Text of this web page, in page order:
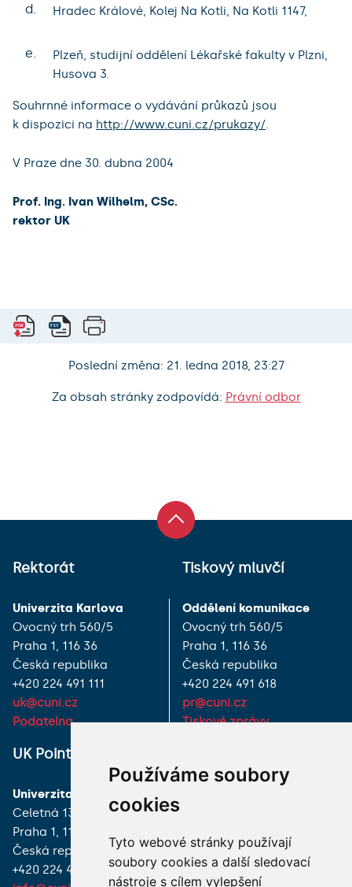
Používáme soubory
cookies
Tyto webové stránky používají
soubory cookies a další sledovací
nástroje s cílem vylepšení
d. Hradec Králové, Kolej Na Kotli, Na Kotli 1147,
e.
Plzeň, studijní oddělení Lékařské fakulty v Plzni,
Husova 3.
Souhrnné informace o vydávání průkazů jsou
k dispozici na http://www.cuni.cz/prukazy/
V Praze dne 30. dubna 2004
Prof. Ing. Ivan Wilhelm, CSc.
rektor UK
Poslední změna: 21. ledna 2018, 23:27
Za obsah stránky zodpovídá: Právní odbor
Rektorát
Univerzita Karlova
Ovocný trh 560/5
Praha 1, 116 36
Česká republika
+420 224 491 111
uk@cuni.cz
Podatelna
Tiskový mluvčí
Oddělení komunikace
Ovocný trh 560/5
Praha 1, 116 36
Česká republika
+420 224 491 618
pr@cuni.cz
Tiskové zprávy
UK Point
Univerzita Karlova
Celetná 13
Praha 1, 116 36
Česká republika
+420 224 491 850
JAK K NÁM?